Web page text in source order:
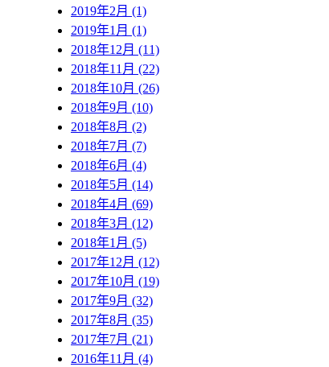
2019年2月 (1)
2019年1月 (1)
2018年12月 (11)
2018年11月 (22)
2018年10月 (26)
2018年9月 (10)
2018年8月 (2)
2018年7月 (7)
2018年6月 (4)
2018年5月 (14)
2018年4月 (69)
2018年3月 (12)
2018年1月 (5)
2017年12月 (12)
2017年10月 (19)
2017年9月 (32)
2017年8月 (35)
2017年7月 (21)
2016年11月 (4)